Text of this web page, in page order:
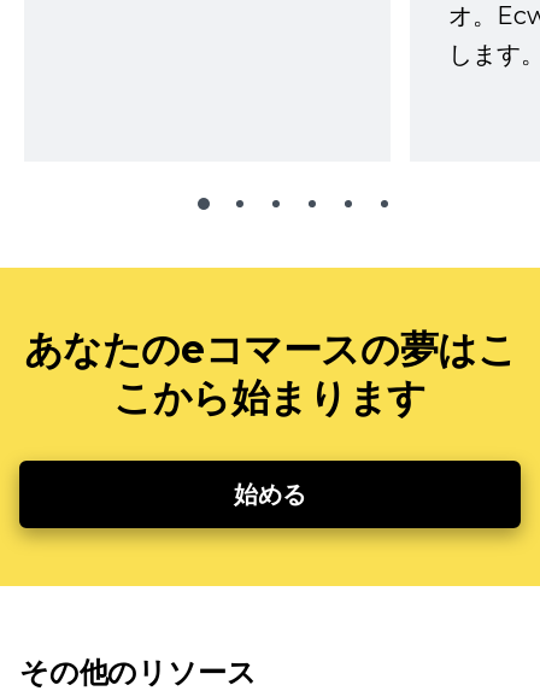
オ。
します
あなたのeコマースの夢はこ
こから始まります
始める
その他のリソース